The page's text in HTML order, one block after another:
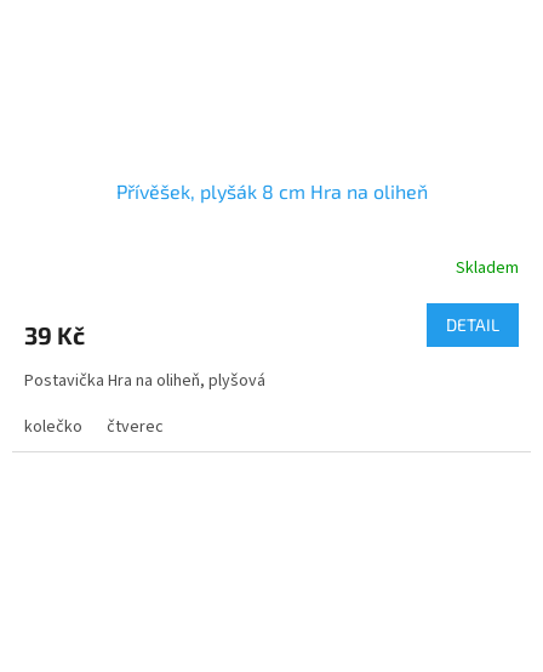
Přívěšek, plyšák 8 cm Hra na oliheň
Skladem
39 Kč DETAIL
Postavička Hra na oliheň, plyšová
kolečko
čtverec